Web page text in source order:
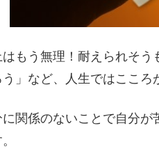
はもう無理！耐えられそ
」など、人生ではこころ
関係のないことで自分